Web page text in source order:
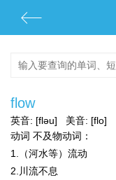
flow
英音: [fləu] 美音: [flo]
动词 不及物动词：
1.（河水等）流动
2.川流不息